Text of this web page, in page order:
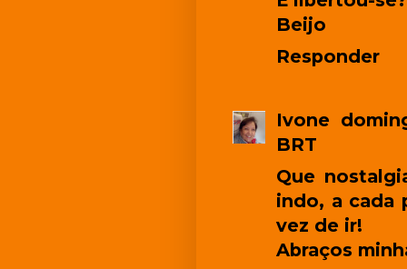
Beijo
Responder
Ivone
BRT
Que
indo, a cada
vez de ir!
Abraços